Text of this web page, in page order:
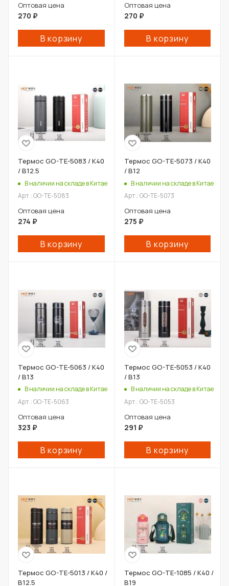
Оптовая цена
270 ₽
В корзину
Оптовая цена
270 ₽
В корзину
Термос GO-TE-5083 / К40
/ В12.5
В наличии на складе в Китае
Арт.: GO-TE-5083
Оптовая цена
274 ₽
В корзину
Термос GO-TE-5073 / К40
/ В12
В наличии на складе в Китае
Арт.: GO-TE-5073
Оптовая цена
275 ₽
В корзину
Термос GO-TE-5063 / К40
/ В13
В наличии на складе в Китае
Арт.: GO-TE-5063
Оптовая цена
323 ₽
В корзину
Термос GO-TE-5053 / К40
/ В13
В наличии на складе в Китае
Арт.: GO-TE-5053
Оптовая цена
291 ₽
В корзину
Термос GO-TE-5013 / К40 /
В12.5
Термос GO-TE-1085 / К40 /
В19